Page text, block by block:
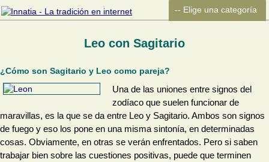
Leo con Sagitario
¿Cómo son Sagitario y Leo como pareja?
Una de las uniones entre signos del
zodíaco que suelen funcionar de
maravillas, es la que se da entre Leo y Sagitario. Ambos son signos
de fuego y eso los pone en una misma sintonía, en determinadas
cosas. Obviamente, en otras se verán enfrentados. Pero si saben
trabajar bien sobre las cuestiones positivas, puede que terminen